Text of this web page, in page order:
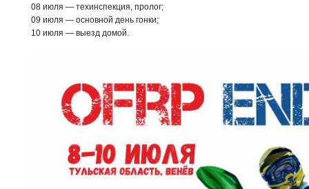
08 июля — техинспекция, пролог;
09 июля — основной день гонки;
10 июля — выезд домой.